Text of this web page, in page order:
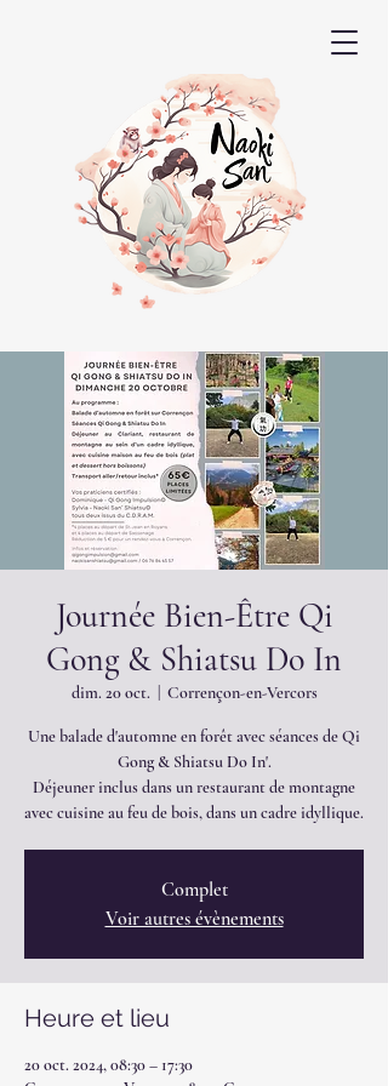
Journée Bien-Être Qi
Gong & Shiatsu Do In
dim. 20 oct. Corrençon-en-Vercors
Une balade d'automne en forêt avec séances de Qi
Gong & Shiatsu Do In'.
Déjeuner inclus dans un restaurant de montagne
avec cuisine au feu de bois, dans un cadre idyllique.
Complet
Voir autres évènements
Heure et lieu
20 oct. 2024, 08:30 – 17:30